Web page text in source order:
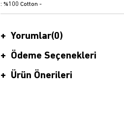
: %100 Cotton -
Yorumlar(0)
Ödeme Seçenekleri
Ürün Önerileri